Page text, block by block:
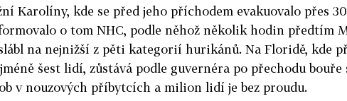
Karolíny, kde se před jeho příchodem evakuovalo přes
o tom NHC, podle něhož několik hodin předtím
na nejnižší z pěti kategorií hurikánů. Na Floridě, kde
šest lidí, zůstává podle guvernéra po přechodu
v nouzových příbytcích a milion lidí je bez proudu.